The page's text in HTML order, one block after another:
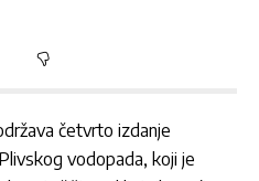
četvrto izdanje
vodopada, koji je